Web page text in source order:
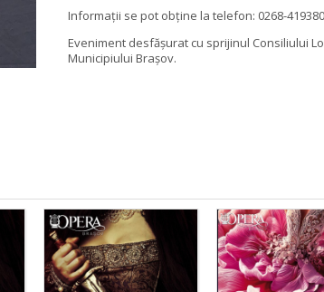
Informații se pot obține la telefon: 0268-
Eveniment desfășurat cu sprijinul Consiliului
Municipiului Brașov.